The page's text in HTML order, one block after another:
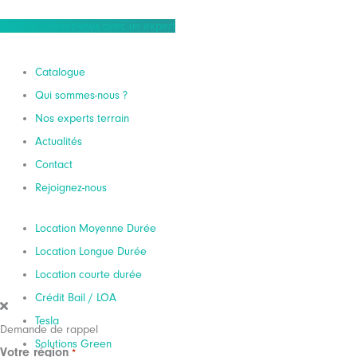
GOLF Life
plus
375,00
€ TTC / MOIS
LLD 37 mois
Prendre rendez-vous avec un expert
Catalogue
Qui sommes-nous ?
Nos experts terrain
Actualités
Contact
Rejoignez-nous
Location Moyenne Durée
Location Longue Durée
Location courte durée
Crédit Bail / LOA
Tesla
Solutions Green
Demande de rappel
Votre région *